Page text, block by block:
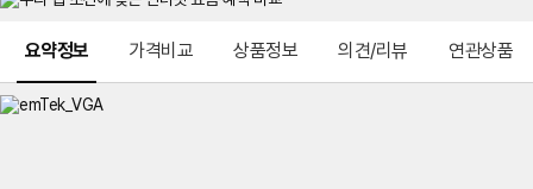
요약정보 가격비교 상품정보 의견/리뷰 연관상품